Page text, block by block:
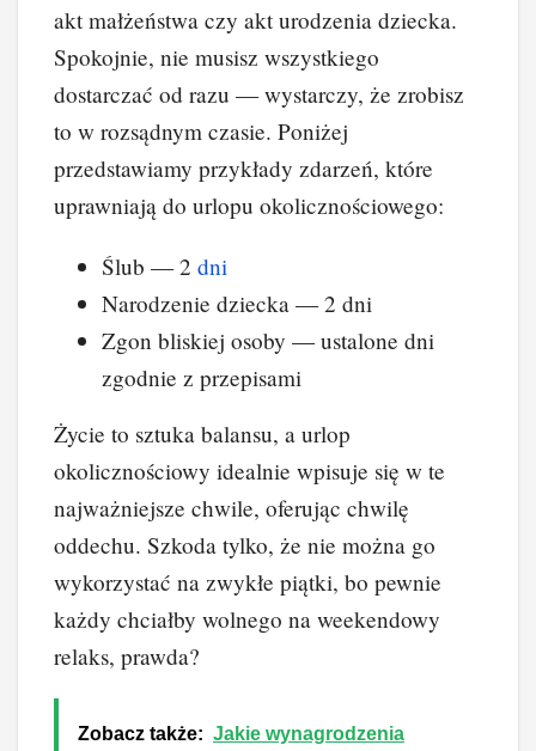
akt małżeństwa czy akt urodzenia dziecka.
Spokojnie, nie musisz wszystkiego
dostarczać od razu — wystarczy, że zrobisz
to w rozsądnym czasie. Poniżej
przedstawiamy przykłady zdarzeń, które
uprawniają do urlopu okolicznościowego:
Ślub — 2 dni
Narodzenie dziecka — 2 dni
Zgon bliskiej osoby — ustalone dni
zgodnie z przepisami
Życie to sztuka balansu, a urlop
okolicznościowy idealnie wpisuje się w te
najważniejsze chwile, oferując chwilę
oddechu. Szkoda tylko, że nie można go
wykorzystać na zwykłe piątki, bo pewnie
każdy chciałby wolnego na weekendowy
relaks, prawda?
Zobacz także: Jakie wynagrodzenia